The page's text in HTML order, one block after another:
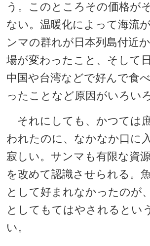
う。このところその価格が
ない。温暖化によって海流
ンマの群れが日本列島付近
場が変わったこと、そして
中国や台湾などで好んで食
ったことなど原因がいろい
それにしても、かつては
われたのに、なかなか口に
寂しい。サンマも有限な資
を改めて認識させられる。
として好まれなかったのが
としてもてはやされるとい
い。